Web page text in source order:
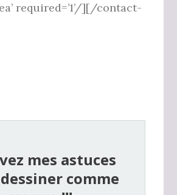
required=’1’/][/contact-
mes astuces
comme